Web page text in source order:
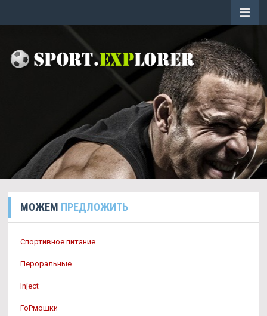
МОЖЕМ ПРЕДЛОЖИТЬ
Спортивное питание
Пероральные
Inject
ГоРмошки